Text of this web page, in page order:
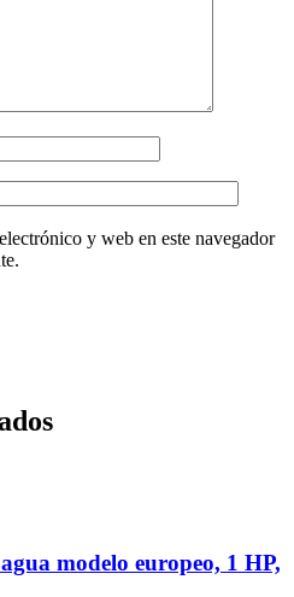
y web en este navegador
modelo europeo, 1 HP,